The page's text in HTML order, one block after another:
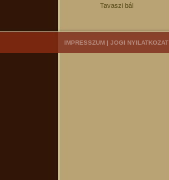
Tavaszi bál
IMPRESSZUM | JOGI NYILATKOZAT